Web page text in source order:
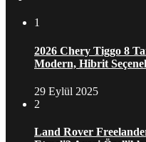
1
2026 Chery Tiggo 8
Modern, Hibrit
29 Eylül 2025
2
Land Rover